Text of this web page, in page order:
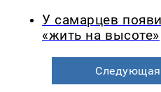
У самарцев
«жить на высоте»
Следующая